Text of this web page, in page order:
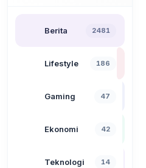
Berita 2481
Lifestyle 186
Gaming 47
Ekonomi 42
Teknologi 14